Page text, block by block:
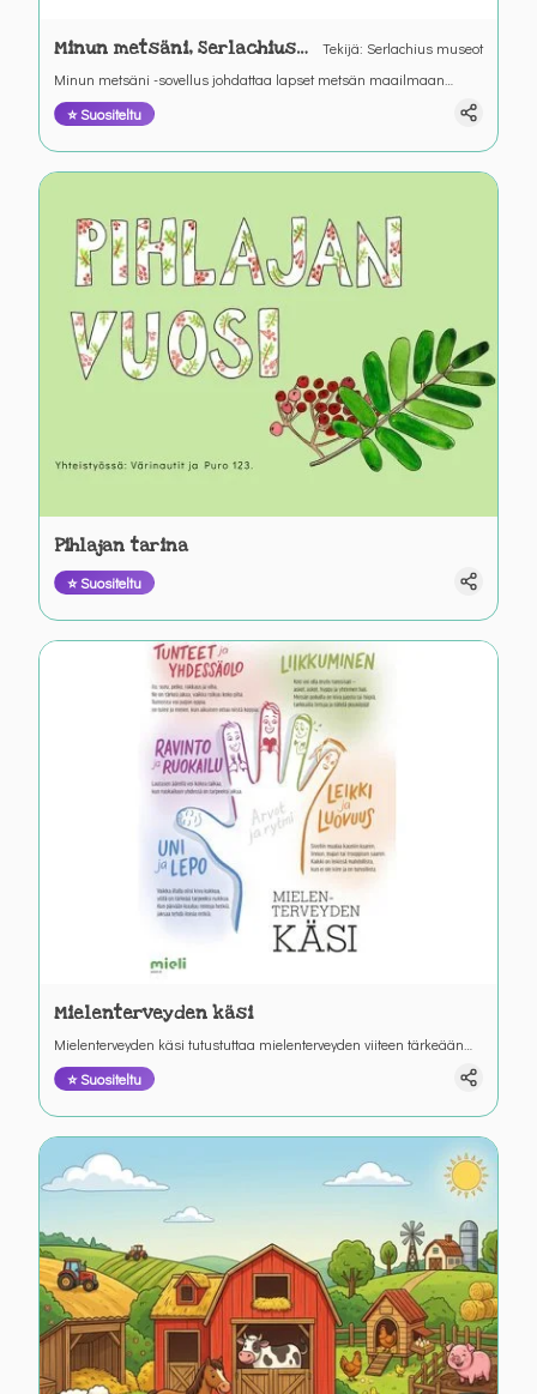
Minun metsäni, Serlachius-
museot
Tekijä: Serlachius museot
Minun metsäni -sovellus johdattaa lapset metsän maailmaan
vuodenaikojen, eläinten ja luovien tehtävien kautta. Se sisältää
palapelejä, piirrostöitä ja pohdintatehtäviä, jotka rohkaisevat
syventämiseen. Sisältö hyödyntää yksityiskohtia Gösta Serlachiuksen
taidesäätiön teoksista.
⭐ Suositeltu
Pihlajan tarina
⭐ Suositeltu
Mielenterveyden käsi
Mielenterveyden käsi tutustuttaa mielenterveyden viiteen tärkeään
periaatteeseen. Hauska tarina kuljettaa läpi kaikkien sormien.
⭐ Suositeltu